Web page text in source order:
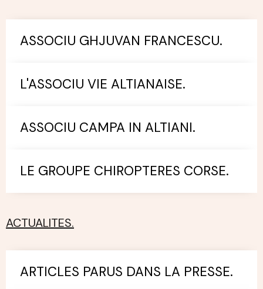
ASSOCIU GHJUVAN FRANCESCU.
L'ASSOCIU VIE ALTIANAISE.
ASSOCIU CAMPA IN ALTIANI.
LE GROUPE CHIROPTERES CORSE.
ACTUALITES.
ARTICLES PARUS DANS LA PRESSE.